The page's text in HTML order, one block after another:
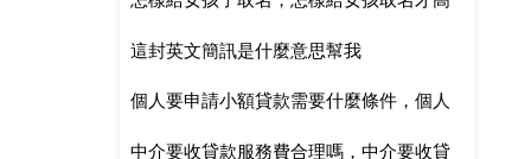
雅好聽？
這封英文簡訊是什麼意思幫我
個人要申請小額貸款需要什麼條件，個人
創業,怎樣申請小額貸款,需要什麼條件
中介要收貸款服務費合理嗎，中介要收貸